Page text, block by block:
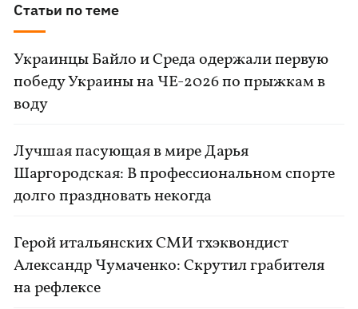
Статьи по теме
Украинцы Байло и Среда одержали первую
победу Украины на ЧЕ-2026 по прыжкам в
воду
Лучшая пасующая в мире Дарья
Шаргородская: В профессиональном спорте
долго праздновать некогда
Герой итальянских СМИ тхэквондист
Александр Чумаченко: Скрутил грабителя
на рефлексе